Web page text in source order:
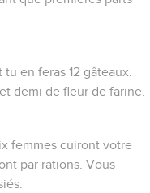
en feras 12 gâteaux.
demi de fleur de farine.
femmes cuiront votre
par rations. Vous